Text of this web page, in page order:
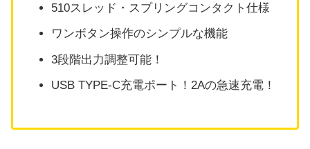
510スレッド・スプリングコンタクト仕様
ワンボタン操作のシンプルな機能
3段階出力調整可能！
USB TYPE-C充電ポート！2Aの急速充電！